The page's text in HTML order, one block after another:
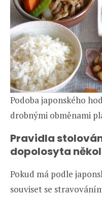
Podoba japonského
drobnými obměnami
Pravidla
dopolosyta
Pokud má podle
souviset se